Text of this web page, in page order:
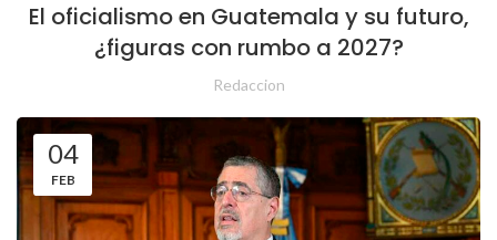
El oficialismo en Guatemala y su futuro,
¿figuras con rumbo a 2027?
Redaccion
04
FEB